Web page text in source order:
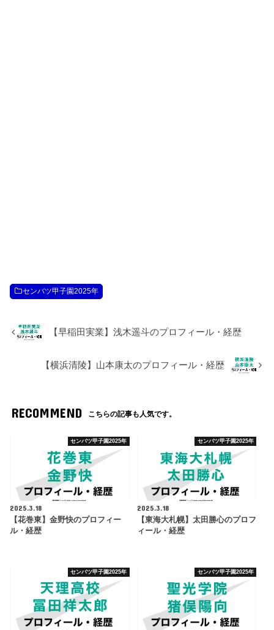
センバツ甲子園2025年
【早稲田実業】浅木遥斗のプロフィール・経歴
【横浜清陵】山本康太のプロフィール・経歴
RECOMMEND こちらの記事も人気です。
センバツ甲子園2025年
2025.3.18
【花巻東】金野快のプロフィー
ル・経歴
センバツ甲子園2025年
2025.3.18
【東海大札幌】太田勝心のプロフ
ィール・経歴
センバツ甲子園2025年 センバツ甲子園2025年